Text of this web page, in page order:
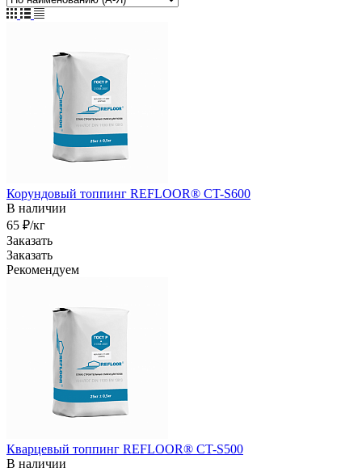
Корундовый топпинг REFLOOR® CT-S600
В наличии
65 ₽/кг
Заказать
Заказать
Рекомендуем
Кварцевый топпинг REFLOOR® CT-S500
В наличии